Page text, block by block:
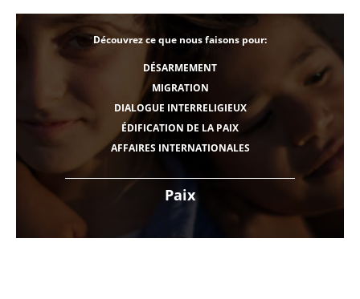
Paix
Découvrez ce que nous faisons pour:
DÉSARMEMENT
MIGRATION
DIALOGUE INTERRELIGIEUX
ÉDIFICATION DE LA PAIX
AFFAIRES INTERNATIONALES